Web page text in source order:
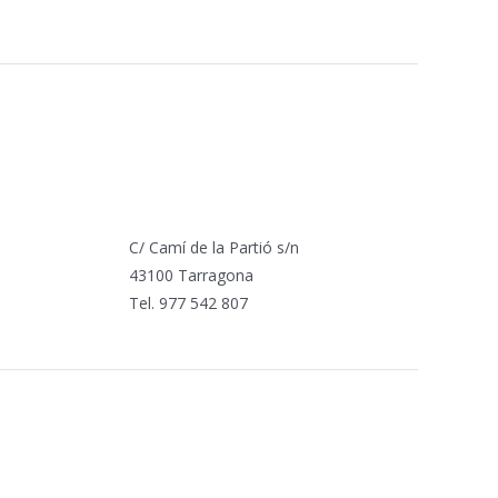
C/ Camí de la Partió s/n
43100 Tarragona
Tel. 977 542 807